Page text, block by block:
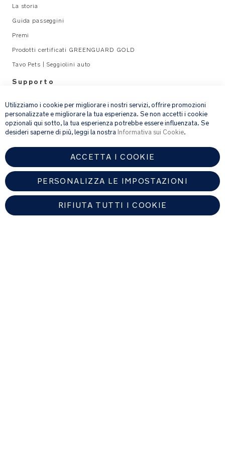
La storia
Guida passeggini
Premi
Prodotti certificati GREENGUARD GOLD
Tavo Pets | Seggiolini auto
Supporto
email address ISCRIVITI
Fornendo l’indirizzo e-mail, acconsenti a ricevere via e-mail la nostra
newsletter e le informazioni su prodotti e offerte che potrebbero
interessarti.
Per ulteriori dettagli sul trattamento dei dati personali, consulta la
nostrainformativa sulla privacy.
Utilizziamo i cookie per migliorare i nostri servizi, offrire promozioni
personalizzate e migliorare la tua esperienza. Se non accetti i cookie
opzionali qui sotto, la tua esperienza potrebbe essere influenzata. Se
desideri saperne di più, leggi la nostra Informativa sui Cookie.
ACCETTA I COOKIE
PERSONALIZZA LE IMPOSTAZIONI
RIFIUTA TUTTI I COOKIE